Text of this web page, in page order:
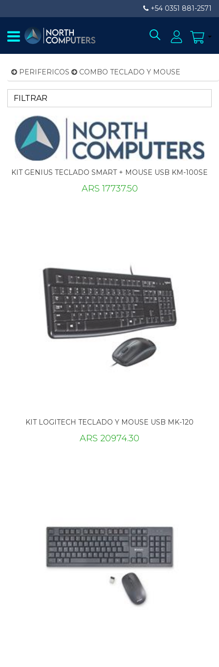
+54 0351 881-2571
PERIFERICOS COMBO TECLADO Y MOUSE
FILTRAR
KIT GENIUS TECLADO SMART + MOUSE USB KM-100SE
ARS 17737.50
KIT LOGITECH TECLADO Y MOUSE USB MK-120
ARS 20974.30